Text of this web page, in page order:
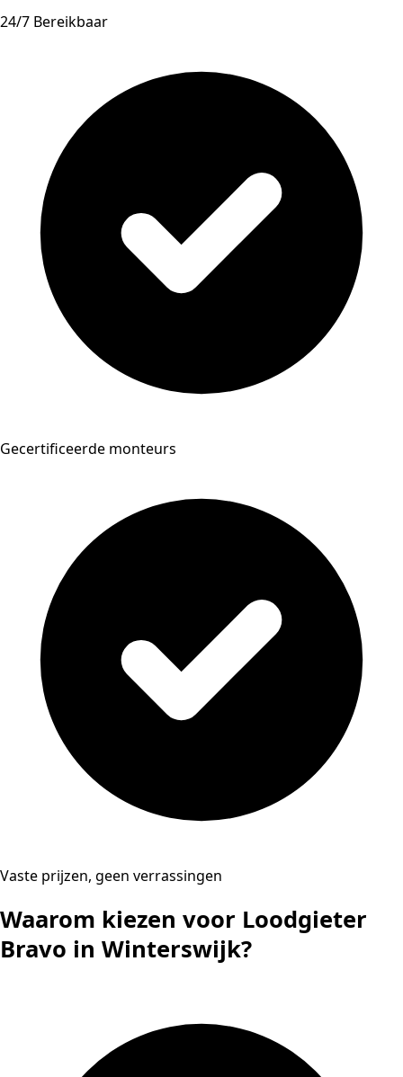
24/7 Bereikbaar
Gecertificeerde monteurs
Vaste prijzen, geen verrassingen
Waarom kiezen voor Loodgieter
Bravo in Winterswijk?